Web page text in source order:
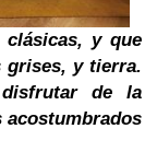
clásicas, y que
grises, y tierra.
disfrutar de la
acostumbrados